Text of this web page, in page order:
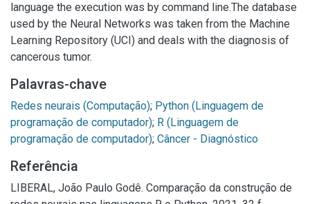
language the execution was by command line.The database
used by the Neural Networks was taken from the Machine
Learning Repository (UCI) and deals with the diagnosis of
cancerous tumor.
Palavras-chave
Redes neurais (Computação); Python (Linguagem de
programação de computador); R (Linguagem de
programação de computador); Câncer - Diagnóstico
Referência
LIBERAL, João Paulo Godê. Comparação da construção de